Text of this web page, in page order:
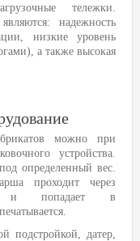
тележки.
надежность
низкие уровень
а также высокая
можно при
устройства.
определенный вес.
проходит через
и попадает в
подстройкой, датер,